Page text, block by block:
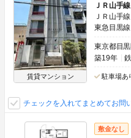
賃貸マンション
ＪＲ山手
ＪＲ山手
東急目黒
東京都目
築19年
駐車場あ
チェックを入れてまとめてお問
敷金なし